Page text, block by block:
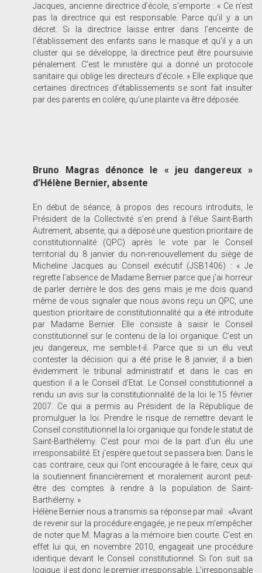
Jacques, ancienne directrice d’école, s’emporte : « Ce n’est
pas la directrice qui est responsable. Parce qu’il y a un
décret. Si la directrice laisse entrer dans l’enceinte de
l’établissement des enfants sans le masque et qu’il y a un
cluster qui se développe, la directrice peut être poursuivie
pénalement. C’est le ministère qui a donné un protocole
sanitaire qui oblige les directeurs d’école. » Elle explique que
certaines directrices d’établissements se sont fait insulter
par des parents en colère, qu’une plainte va être déposée.
Bruno Magras dénonce le « jeu dangereux »
d’Hélène Bernier, absente
En début de séance, à propos des recours introduits, le
Président de la Collectivité s’en prend à l’élue Saint-Barth
Autrement, absente, qui a déposé une question prioritaire de
constitutionnalité (QPC) après le vote par le Conseil
territorial du 8 janvier du non-renouvellement du siège de
Micheline Jacques au Conseil exécutif (JSB1406) : « Je
regrette l’absence de Madame Bernier parce que j’ai horreur
de parler derrière le dos des gens mais je me dois quand
même de vous signaler que nous avons reçu un QPC, une
question prioritaire de constitutionnalité qui a été introduite
par Madame Bernier. Elle consiste à saisir le Conseil
constitutionnel sur le contenu de la loi organique. C’est un
jeu dangereux, me semble-t-il. Parce que si un élu veut
contester la décision qui a été prise le 8 janvier, il a bien
évidemment le tribunal administratif et dans le cas en
question il a le Conseil d’Etat. Le Conseil constitutionnel a
rendu un avis sur la constitutionnalité de la loi le 15 février
2007. Ce qui a permis au Président de la République de
promulguer la loi. Prendre le risque de remettre devant le
Conseil constitutionnel la loi organique qui fonde le statut de
Saint-Barthélemy. C’est pour moi de la part d’un élu une
irresponsabilité. Et j’espère que tout se passera bien. Dans le
cas contraire, ceux qui l’ont encouragée à le faire, ceux qui
la soutiennent financièrement et moralement auront peut-
être des comptes à rendre à la population de Saint-
Barthélemy. »
Hélène Bernier nous a transmis sa réponse par mail : «Avant
de revenir sur la procédure engagée, je ne peux m’empêcher
de noter que M. Magras a la mémoire bien courte. C’est en
effet lui qui, en novembre 2010, engageait une procédure
identique devant le Conseil constitutionnel. Si l’on suit sa
logique, il est donc le premier irresponsable. L’irresponsable